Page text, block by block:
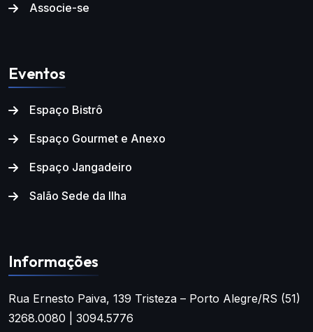
Associe-se
Eventos
Espaço Bistrô
Espaço Gourmet e Anexo
Espaço Jangadeiro
Salão Sede da Ilha
Informações
Rua Ernesto Paiva, 139 Tristeza – Porto Alegre/RS (51)
3268.0080 | 3094.5776